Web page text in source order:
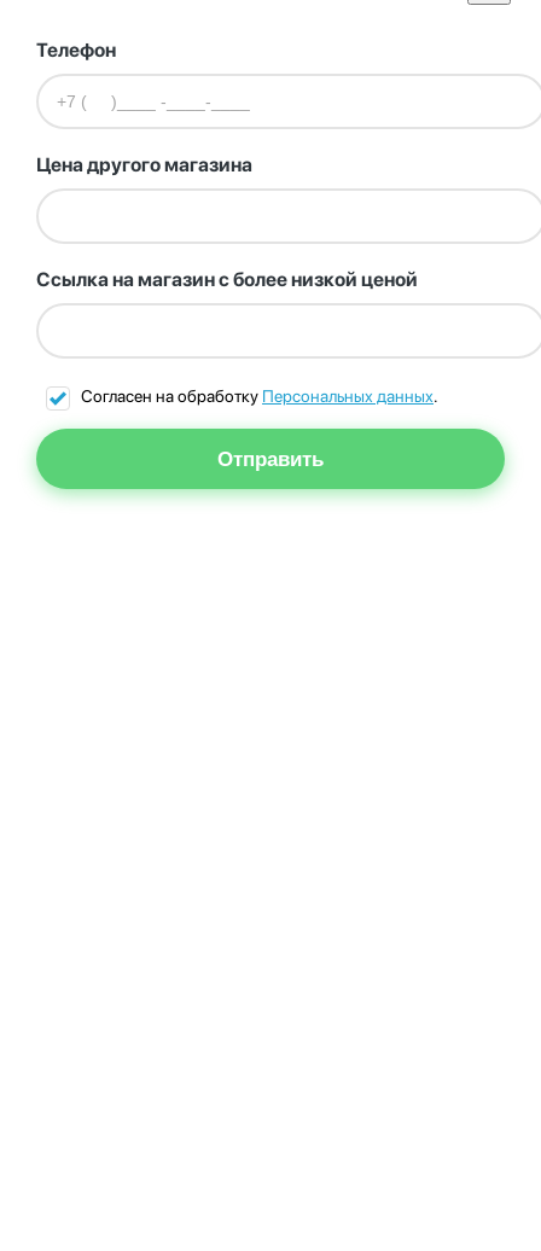
Телефон
Цена другого магазина
Ссылка на магазин с более низкой ценой
Согласен на обработку Персональных данных.
Отправить